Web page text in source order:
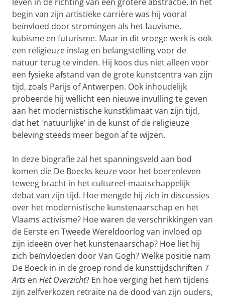
begin van zijn artistieke carrière was hij vooral
beïnvloed door stromingen als het fauvisme,
kubisme en futurisme. Maar in dit vroege werk is ook
een religieuze inslag en belangstelling voor de
natuur terug te vinden. Hij koos dus niet alleen voor
een fysieke afstand van de grote kunstcentra van zijn
tijd, zoals Parijs of Antwerpen. Ook inhoudelijk
probeerde hij wellicht een nieuwe invulling te geven
aan het modernistische kunstklimaat van zijn tijd,
dat het 'natuurlijke' in de kunst of de religieuze
beleving steeds meer begon af te wijzen.
In deze biografie zal het spanningsveld aan bod
komen die De Boecks keuze voor het boerenleven
teweeg bracht in het cultureel-maatschappelijk
debat van zijn tijd. Hoe mengde hij zich in discussies
over het modernistische kunstenaarschap en het
Vlaams activisme? Hoe waren de verschrikkingen van
de Eerste en Tweede Wereldoorlog van invloed op
zijn ideeën over het kunstenaarschap? Hoe liet hij
zich beïnvloeden door Van Gogh? Welke positie nam
De Boeck in in de groep rond de kunsttijdschriften 7
Arts en Het Overzicht? En hoe verging het hem tijdens
zijn zelfverkozen retraite na de dood van zijn ouders,